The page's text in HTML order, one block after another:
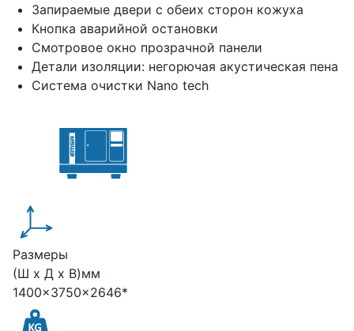
Запираемые двери с обеих сторон кожуха
Кнопка аварийной остановки
Смотровое окно прозрачной панели
Детали изоляции: негорючая акустическая пена
Система очистки Nano tech
Размеры
(Ш х Д х В)мм
1400x3750x2646*